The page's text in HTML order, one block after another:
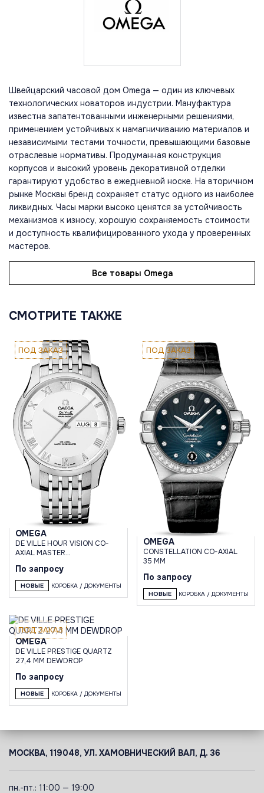
Швейцарский часовой дом Omega — один из ключевых
технологических новаторов индустрии. Мануфактура
известна запатентованными инженерными решениями,
применением устойчивых к намагничиванию материалов и
независимыми тестами точности, превышающими базовые
отраслевые нормативы. Продуманная конструкция
корпусов и высокий уровень декоративной отделки
гарантируют удобство в ежедневной носке. На вторичном
рынке Москвы бренд сохраняет статус одного из наиболее
ликвидных. Часы марки высоко ценятся за устойчивость
механизмов к износу, хорошую сохраняемость стоимости
и доступность квалифицированного ухода у проверенных
мастеров.
Все товары Omega
СМОТРИТЕ ТАКЖЕ
ПОД ЗАКАЗ
OMEGA
DE VILLE HOUR VISION CO-
AXIAL MASTER
По запросу
НОВЫЕ КОРОБКА / ДОКУМЕНТЫ
ПОД ЗАКАЗ
OMEGA
CONSTELLATION CO-AXIAL
35 MM
По запросу
НОВЫЕ КОРОБКА / ДОКУМЕНТЫ
ПОД ЗАКАЗ
OMEGA
DE VILLE PRESTIGE QUARTZ
27,4 MM DEWDROP
По запросу
НОВЫЕ КОРОБКА / ДОКУМЕНТЫ
МОСКВА, 119048, УЛ. ХАМОВНИЧЕСКИЙ ВАЛ, Д. 36
пн.-пт.: 11:00 — 19:00